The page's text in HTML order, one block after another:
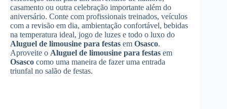
casamento ou outra celebração importante além do
aniversário. Conte com profissionais treinados, veículos
com a revisão em dia, ambientação confortável, bebidas
na temperatura ideal, jogo de luzes e todo o luxo do
Aluguel de limousine para festas em Osasco.
Aproveite o Aluguel de limousine para festas em
Osasco como uma maneira de fazer uma entrada
triunfal no salão de festas.